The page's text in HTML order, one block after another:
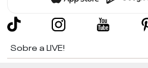
Sobre a LIVE!